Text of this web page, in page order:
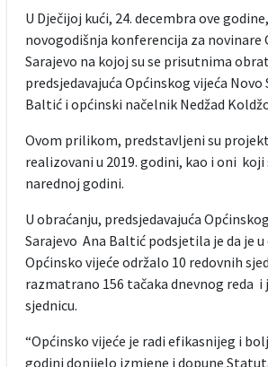
U Dječijoj kući, 24. decembra ove
novogodišnja konferencija za novinare
Sarajevo na kojoj su se prisutnima
predsjedavajuća Općinskog vijeća Novo
Baltić i općinski načelnik Nedžad
Ovom prilikom, predstavljeni su
realizovani u 2019. godini, kao i oni
narednoj godini.
U obraćanju, predsjedavajuća
Sarajevo Ana Baltić podsjetila je da je
Općinsko vijeće održalo 10 redovnih
razmatrano 156 tačaka dnevnog reda i
sjednicu.
“Općinsko vijeće je radi efikasnijeg i
godini donijelo izmjene i dopune